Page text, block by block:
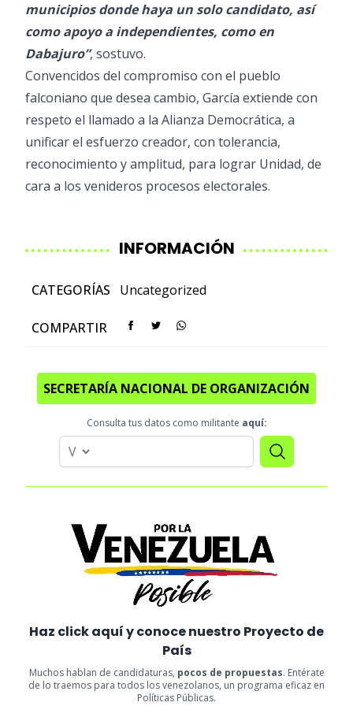
municipios donde haya un solo candidato, así
como apoyo a independientes, como en
Dabajuro”, sostuvo.
Convencidos del compromiso con el pueblo
falconiano que desea cambio, García extiende con
respeto el llamado a la Alianza Democrática, a
unificar el esfuerzo creador, con tolerancia,
reconocimiento y amplitud, para lograr Unidad, de
cara a los venideros procesos electorales.
INFORMACIÓN
CATEGORÍAS Uncategorized
COMPARTIR
SECRETARÍA NACIONAL DE ORGANIZACIÓN
Consulta tus datos como militante aquí:
Haz click aquí y conoce nuestro Proyecto de
País
Muchos hablan de candidaturas, pocos de propuestas. Entérate
de lo traemos para todos los venezolanos, un programa eficaz en
Políticas Públicas.